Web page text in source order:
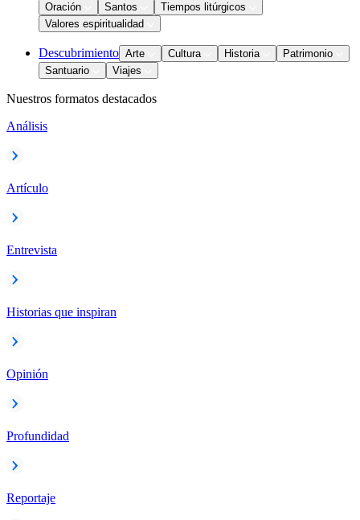
Oración
Santos
Tiempos litúrgicos
Valores espiritualidad
Descubrimiento Arte Cultura Historia
Patrimonio
Santuario
Viajes
Nuestros formatos destacados
Análisis
Artículo
Entrevista
Historias que inspiran
Opinión
Profundidad
Reportaje